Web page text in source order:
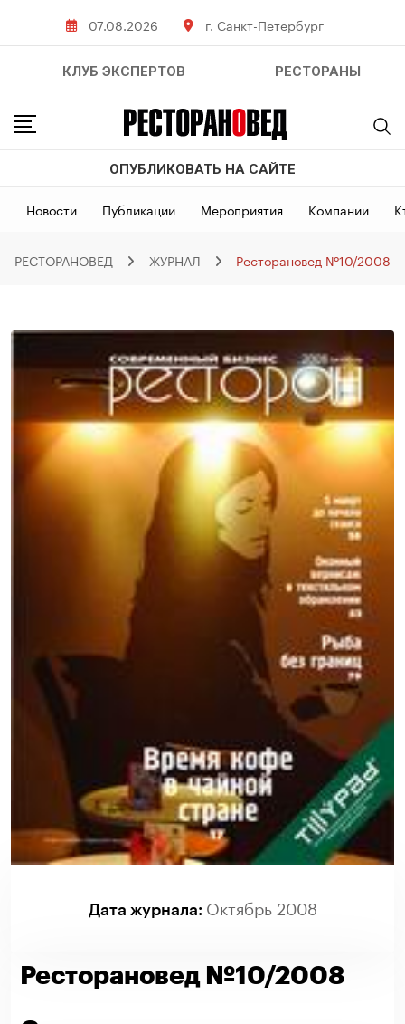
07.08.2026 г. Санкт-Петербург
КЛУБ ЭКСПЕРТОВ РЕСТОРАНЫ
ОПУБЛИКОВАТЬ НА САЙТЕ
Новости Публикации Мероприятия Компании
РЕСТОРАНОВЕД ЖУРНАЛ Ресторановед №10/2008
Ресторановед №10/2008
Дата журнала: Октябрь 2008